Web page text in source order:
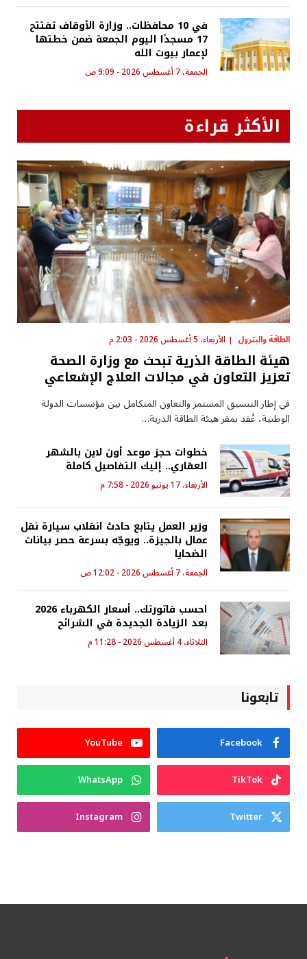
في 10 محافظات.. وزارة الأوقاف تفتتح
17 مسجدًا اليوم الجمعة ضمن خطتها
لإعمار بيوت الله
الجمعة، 7 أغسطس 2026 - 9:09 ص
الأكثر قراءة
الطاقة والبترول الأربعاء، 5 أغسطس 2026 - 2:03 م
هيئة الطاقة الذرية تبحث مع وزارة الصحة
تعزيز التعاون في مجالات العلاج الإشعاعي
في إطار التنسيق المستمر والتعاون المتكامل بين مؤسسات الدولة
الوطنية، عُقد بمقر هيئة الطاقة الذرية…
خطوات حجز موعد أون لاين بالشهر
العقاري.. إليك التفاصيل كاملة
الأربعاء، 17 يونيو 2026 - 7:58 م
وزير العمل يتابع حادث انقلاب سيارة نقل
عمال بالجيزة.. ويوجّه بسرعة حصر بيانات
الضحايا
الجمعة، 7 أغسطس 2026 - 12:02 ص
احسب فاتورتك.. أسعار الكهرباء 2026
بعد الزيادة الجديدة في الشرائح
الثلاثاء، 4 أغسطس 2026 - 11:28 م
تابعونا
Facebook
YouTube
TikTok
WhatsApp
Twitter
Instagram